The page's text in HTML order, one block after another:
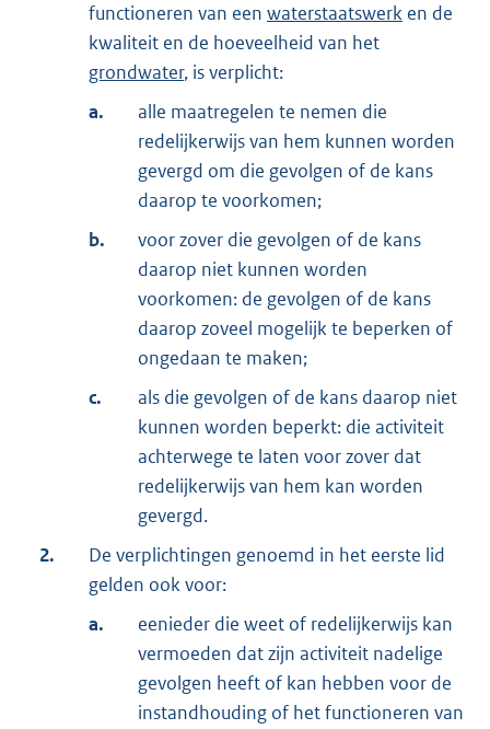
functioneren van een waterstaatswerk en de
kwaliteit en de hoeveelheid van het
grondwater, is verplicht:
a.
alle maatregelen te nemen die
redelijkerwijs van hem kunnen worden
gevergd om die gevolgen of de kans
daarop te voorkomen;
b.
voor zover die gevolgen of de kans
daarop niet kunnen worden
voorkomen: de gevolgen of de kans
daarop zoveel mogelijk te beperken of
ongedaan te maken;
c.
als die gevolgen of de kans daarop niet
kunnen worden beperkt: die activiteit
achterwege te laten voor zover dat
redelijkerwijs van hem kan worden
gevergd.
2.
De verplichtingen genoemd in het eerste lid
gelden ook voor:
a.
eenieder die weet of redelijkerwijs kan
vermoeden dat zijn activiteit nadelige
gevolgen heeft of kan hebben voor de
instandhouding of het functioneren van